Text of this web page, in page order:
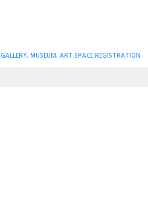
GALLERY, MUSEUM, ART SPACE REGISTRATION